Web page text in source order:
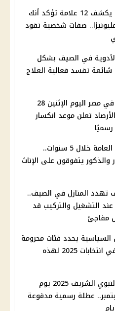
ستيف أدكوك يكشف 12 علامة تؤكد أنك
صفات شخصية تقود
في الصيف بشكل
شائعة تفسد فعالية العلاج
حالة الطقس في مصر اليوم الإثنين 28
2025.. الأرصاد تعلن موعد انكسار
رسميًا
أوائل الثانوية العامة خلال 5 سنوات..
والذكور يتفوقون على الإناث
تهدد المنازل في الصيف..
التشغيل والتركيب قد
مفاجئ
السياسية يحدد فئات محرومة
من التصويت في انتخابات 2025 لهذه
إجازة المولد النبوي الشريف 2025 يوم
4 سبتمبر.. عطلة رسمية مدفوعة